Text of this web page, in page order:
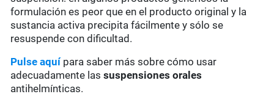
formulación es peor que en el producto original y la
sustancia activa precipita fácilmente y sólo se
resuspende con dificultad.
Pulse aquí para saber más sobre cómo usar
adecuadamente lassuspensiones orales
antihelmínticas.